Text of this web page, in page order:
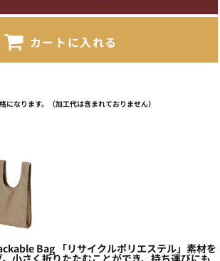
カートに入れる
になります。（加工代は含まれておりません）
Bag 「リサイクルポリエステル」素材を